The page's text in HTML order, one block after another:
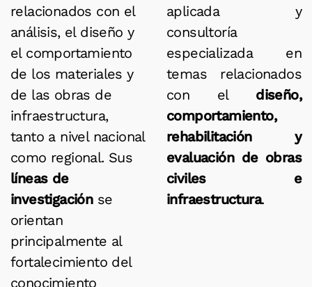
relacionados con el
análisis, el diseño y
el comportamiento
de los materiales y
de las obras de
infraestructura,
tanto a nivel nacional
como regional. Sus
líneas de
investigaciónse
orientan
principalmente al
fortalecimiento del
conocimiento
aplicada y
consultoría
especializada en
temas relacionados
con el diseño,
comportamiento,
rehabilitación y
evaluación de obras
civiles e
infraestructura.